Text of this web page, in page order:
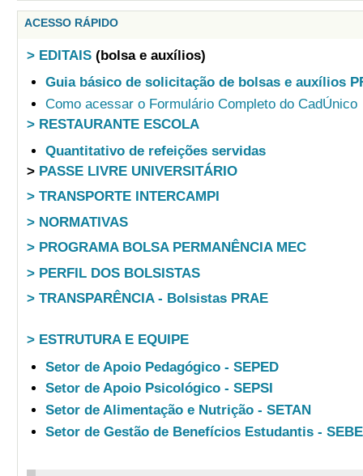
ACESSO RÁPIDO
> EDITAIS (bolsa e auxílios)
Guia básico de solicitação de bolsas e auxílios
Como acessar o Formulário Completo do CadÚnico
> RESTAURANTE ESCOLA
Quantitativo de refeições servidas
> PASSE LIVRE UNIVERSITÁRIO
> TRANSPORTE INTERCAMPI
> NORMATIVAS
> PROGRAMA BOLSA PERMANÊNCIA MEC
> PERFIL DOS BOLSISTAS
> TRANSPARÊNCIA - Bolsistas PRAE
> ESTRUTURA E EQUIPE
Setor de Apoio Pedagógico - SEPED
Setor de Apoio Psicológico - SEPSI
Setor de Alimentação e Nutrição - SETAN
Setor de Gestão de Benefícios Estudantis -